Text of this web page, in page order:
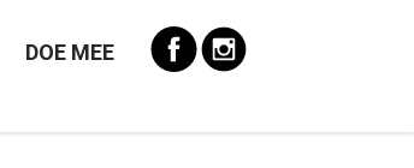
DOE MEE